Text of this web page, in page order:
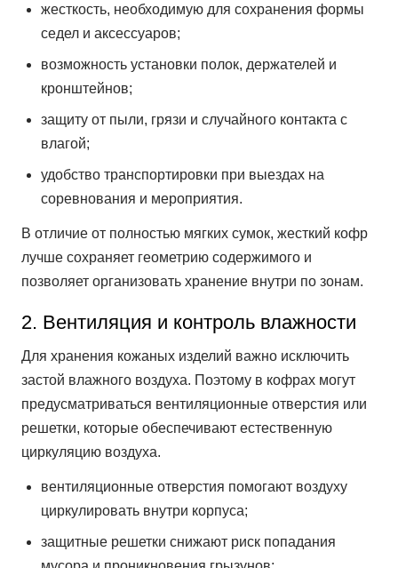
жесткость, необходимую для сохранения формы
седел и аксессуаров;
возможность установки полок, держателей и
кронштейнов;
защиту от пыли, грязи и случайного контакта с
влагой;
удобство транспортировки при выездах на
соревнования и мероприятия.
В отличие от полностью мягких сумок, жесткий кофр
лучше сохраняет геометрию содержимого и
позволяет организовать хранение внутри по зонам.
2. Вентиляция и контроль влажности
Для хранения кожаных изделий важно исключить
застой влажного воздуха. Поэтому в кофрах могут
предусматриваться вентиляционные отверстия или
решетки, которые обеспечивают естественную
циркуляцию воздуха.
вентиляционные отверстия помогают воздуху
циркулировать внутри корпуса;
защитные решетки снижают риск попадания